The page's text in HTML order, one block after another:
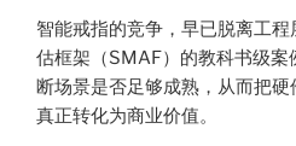
智能戒指的竞争，早已脱离工
估框架（SMAF）的教科书级案
断场景是否足够成熟，从而把
真正转化为商业价值。